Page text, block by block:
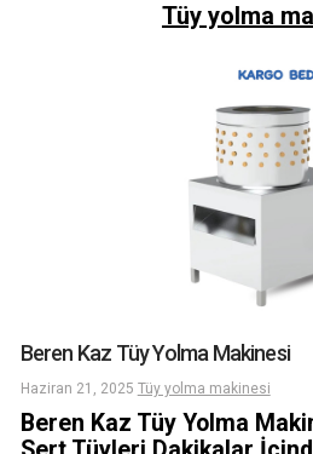
Tüy yolma
Beren Kaz Tüy Yolma Makinesi
Haziran 21, 2025 Tüy yolma makinesi
Beren Kaz Tüy Yolma